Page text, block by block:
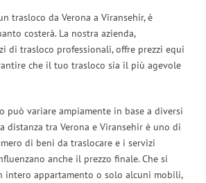
trasloco da Verona a Viransehir, è
costerà. La nostra azienda,
di trasloco professionali, offre prezzi equi
che il tuo trasloco sia il più agevole
può variare ampiamente in base a diversi
distanza tra Verona e Viransehir è uno di
di beni da traslocare e i servizi
anche il prezzo finale. Che si
intero appartamento o solo alcuni mobili,